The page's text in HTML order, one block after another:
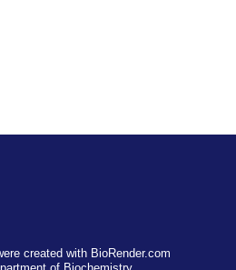
created with BioRender.com